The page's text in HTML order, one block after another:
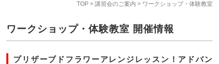
TOP> 講習会のご案内 > ワークショップ・体験教室
ワークショップ・体験教室 開催情報
プリザーブドフラワーアレンジレッスン！アドバン